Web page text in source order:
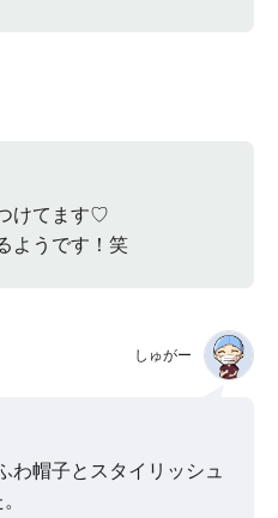
けてます♡
ようです！笑
しゅがー
わ帽子とスタイリッシュ